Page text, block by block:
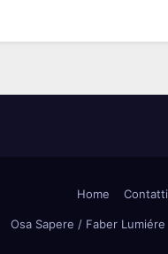
Home Contatti
Osa Sapere / Faber Lumiére